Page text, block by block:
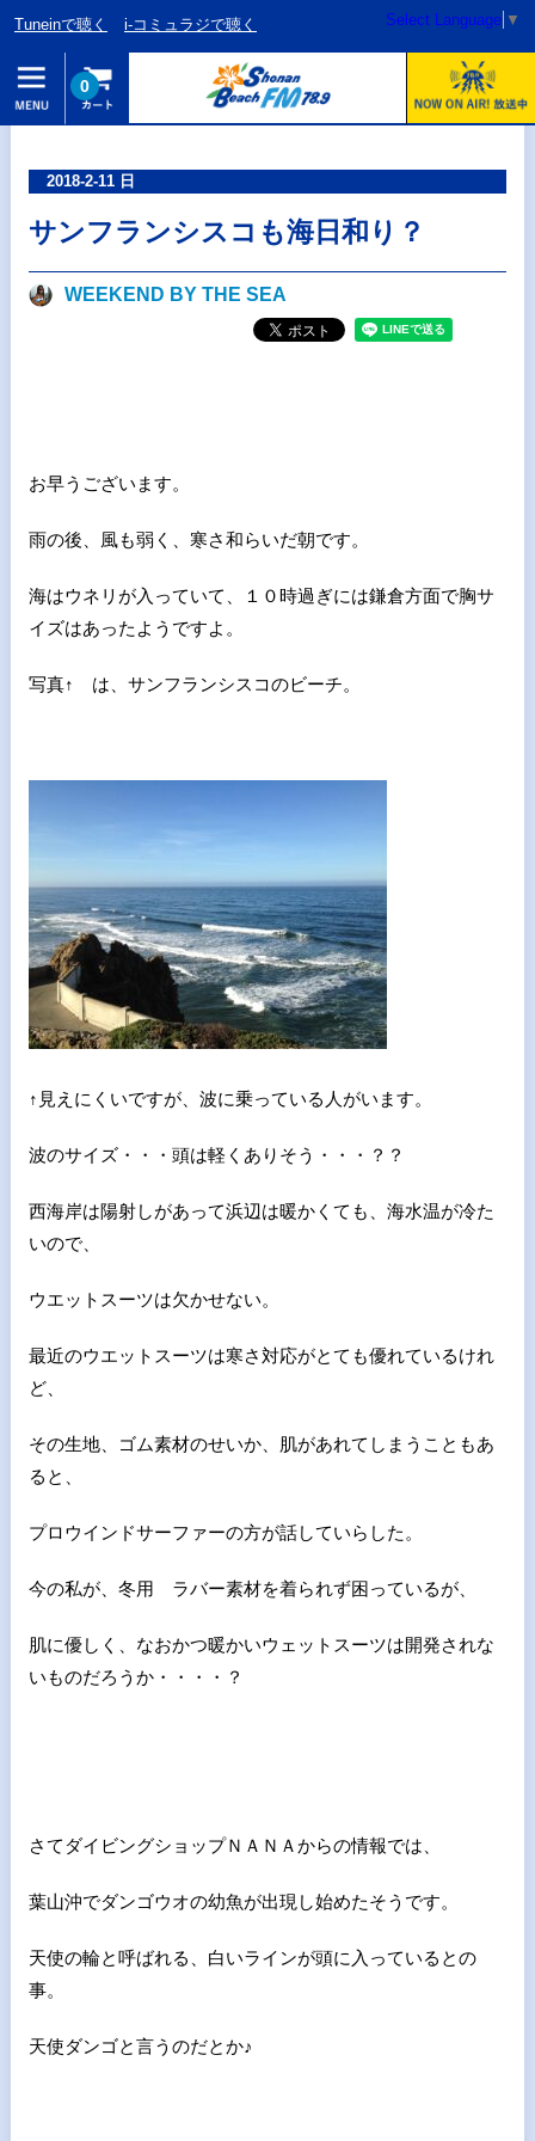
Tuneinで聴く i-コミュラジで聴く Select Language ▼
0
2018-2-11 日
サンフランシスコも海日和り？
WEEKEND BY THE SEA
お早うございます。
雨の後、風も弱く、寒さ和らいだ朝です。
海はウネリが入っていて、１０時過ぎには鎌倉方面で胸サ
イズはあったようですよ。
写真↑ は、サンフランシスコのビーチ。
↑見えにくいですが、波に乗っている人がいます。
波のサイズ・・・頭は軽くありそう・・・？？
西海岸は陽射しがあって浜辺は暖かくても、海水温が冷た
いので、
ウエットスーツは欠かせない。
最近のウエットスーツは寒さ対応がとても優れているけれ
ど、
その生地、ゴム素材のせいか、肌があれてしまうこともあ
ると、
プロウインドサーファーの方が話していらした。
今の私が、冬用 ラバー素材を着られず困っているが、
肌に優しく、なおかつ暖かいウェットスーツは開発されな
いものだろうか・・・・？
さてダイビングショップＮＡＮＡからの情報では、
葉山沖でダンゴウオの幼魚が出現し始めたそうです。
天使の輪と呼ばれる、白いラインが頭に入っているとの
事。
天使ダンゴと言うのだとか♪